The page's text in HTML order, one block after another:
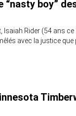
boy”
Isaiah Rider (54 ans
avec la justice